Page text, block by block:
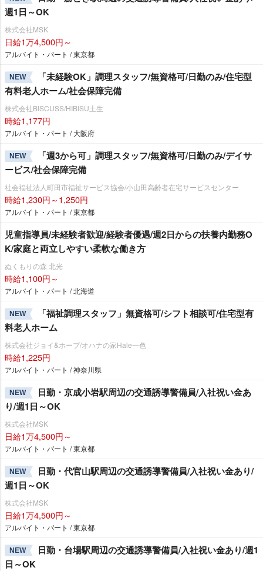
週1日～OK
株式会社MSK
日給1万4,500円～
アルバイト・パート / 東京都
NEW
「未経験OK」調理スタッフ/無資格可/日勤のみ/住宅型
有料老人ホーム/社会保障完備
株式会社BISCUSS/HIBISU土生
時給1,177円
アルバイト・パート / 大阪府
NEW
「週3から可」調理スタッフ/無資格可/日勤のみ/デイサ
ービス/社会保障完備
社会福祉法人町田市福祉サービス協会/小山田高齢者在宅サービスセンター
時給1,230円～1,250円
アルバイト・パート / 東京都
児童指導員/未経験者歓迎/経験者優遇/週2日からの扶養内勤務O
K/家庭と両立しやすい柔軟な働き方
ぬくもりの森 北光
時給1,100円～
アルバイト・パート / 北海道
NEW
「福祉調理スタッフ」無資格可/シフト相談可/住宅型有
料老人ホーム
株式会社ジョイ&ホープ/オハナの家Hale一色
時給1,225円
アルバイト・パート / 神奈川県
NEW
日勤・京成小岩駅周辺の交通誘導警備員/入社祝い金あ
り/週1日～OK
株式会社MSK
日給1万4,500円～
アルバイト・パート / 東京都
NEW
日勤・代官山駅周辺の交通誘導警備員/入社祝い金あり/
週1日～OK
株式会社MSK
日給1万4,500円～
アルバイト・パート / 東京都
NEW
日勤・台場駅周辺の交通誘導警備員/入社祝い金あり/週1
日～OK